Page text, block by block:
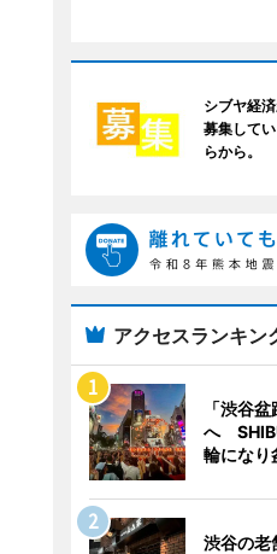
シブヤ経
募集して
らから。
アクセスランキン
「渋谷
へ
輪になり
渋谷の老